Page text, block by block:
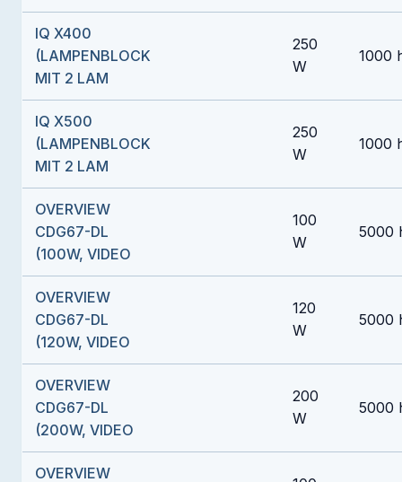
IQ X400
(LAMPENBLOCK
MIT 2 LAM
250
W
1000
IQ X500
(LAMPENBLOCK
MIT 2 LAM
250
W
1000
OVERVIEW
CDG67-DL
(100W, VIDEO
100
W
5000
OVERVIEW
CDG67-DL
(120W, VIDEO
120
W
5000
OVERVIEW
CDG67-DL
(200W, VIDEO
200
W
5000
OVERVIEW